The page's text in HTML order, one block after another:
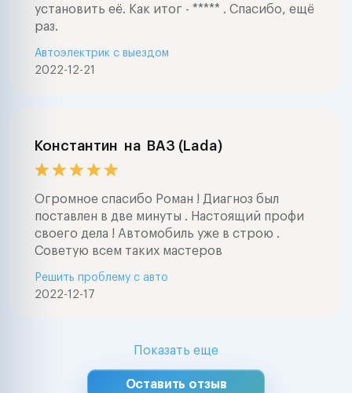
установить её. Как итог - ***** . Спасибо, ещё
раз.
2022-12-21
Автоэлектрик с выездом
Константин на ВАЗ (Lada)
Огромное спасибо Роман ! Диагноз был
поставлен в две минуты . Настоящий профи
своего дела ! Автомобиль уже в строю .
Советую всем таких мастеров
2022-12-17
Решить проблему с авто
Показать еще
Оставить отзыв